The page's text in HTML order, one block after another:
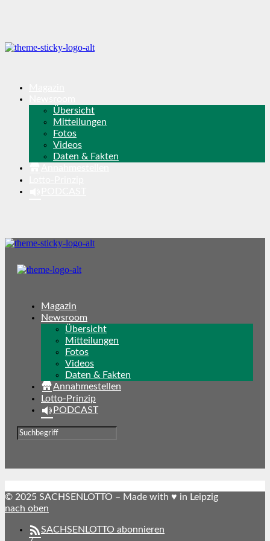
Übersicht
Mitteilungen
Fotos
Videos
Daten & Fakten
Magazin
Newsroom
Übersicht
Mitteilungen
Fotos
Videos
Daten & Fakten
Annahmestellen
Lotto-Prinzip
PODCAST
© 2025 SACHSENLOTTO – Made with ♥ in Leipzig
nach oben
SACHSENLOTTO abonnieren